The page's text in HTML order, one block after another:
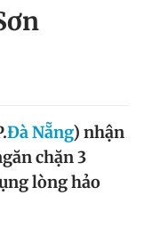
Đà Nẵng) nhận
chặn 3
lòng hảo